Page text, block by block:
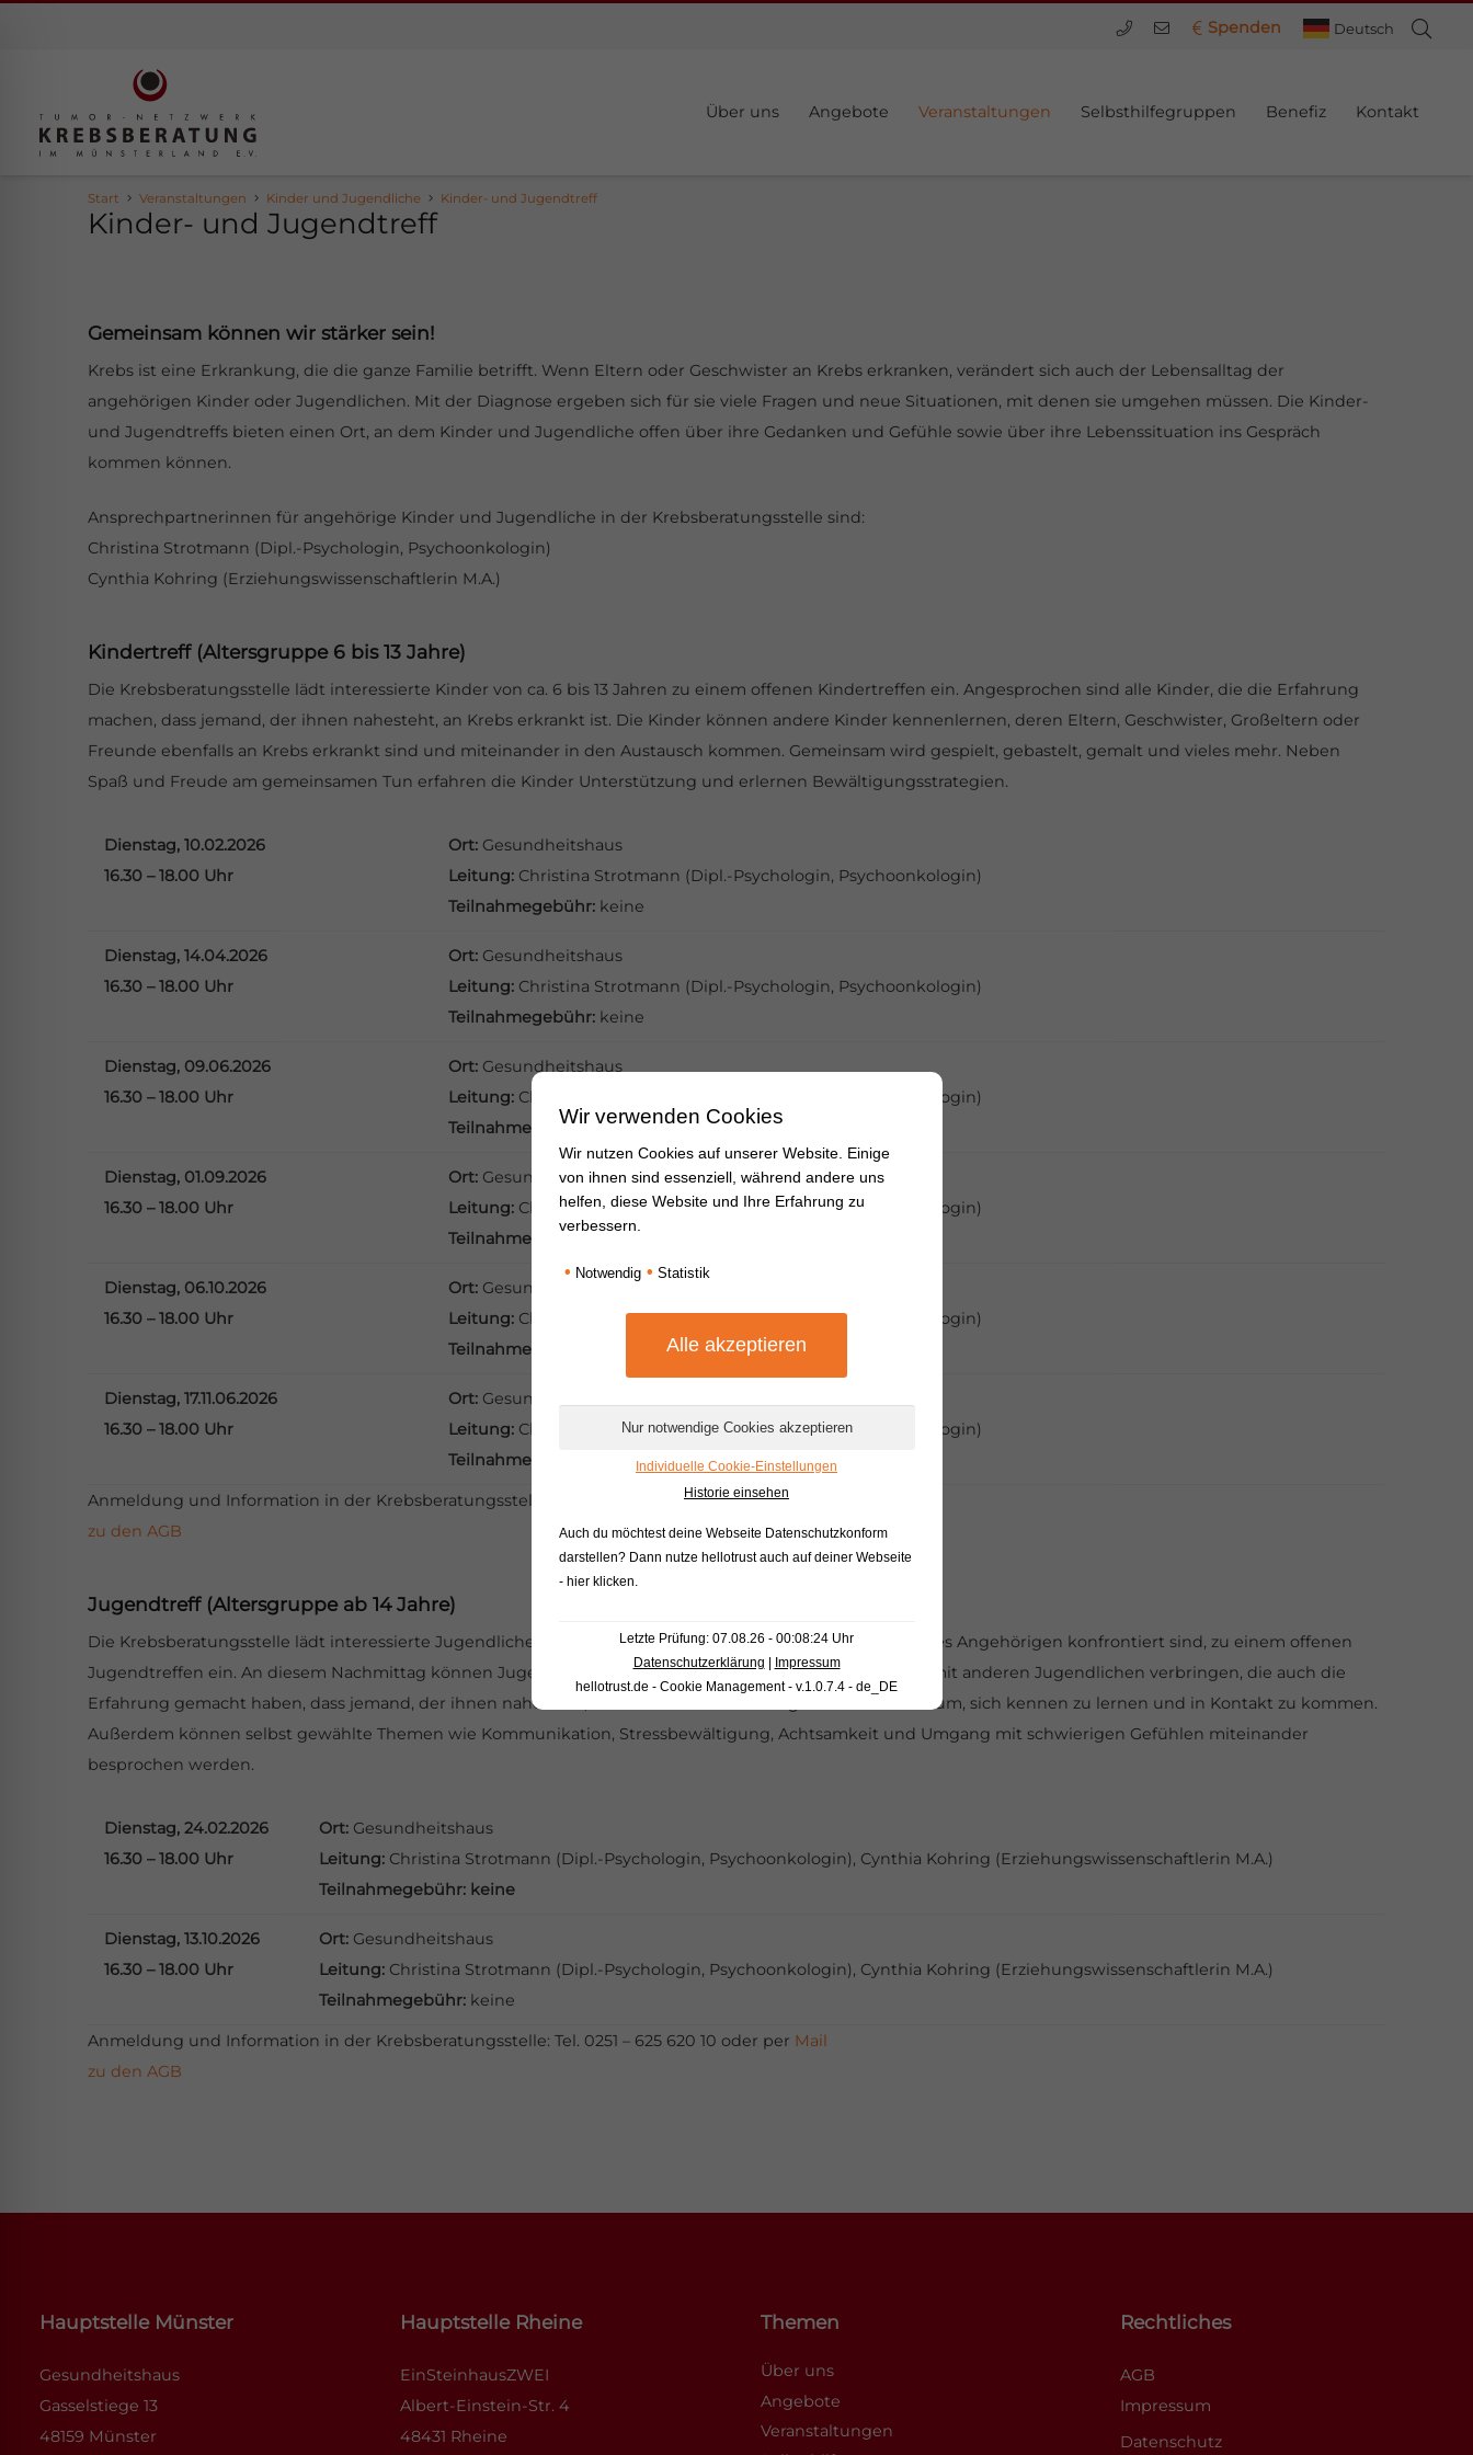
Spenden Deutsch
Über uns Angebote Veranstaltungen Selbsthilfegruppen Benefiz Kontakt
Start Veranstaltungen Kinder und Jugendliche Kinder- und Jugendtreff
Kinder- und Jugendtreff
Gemeinsam können wir stärker sein!
Krebs ist eine Erkrankung, die die ganze Familie betrifft. Wenn Eltern oder Geschwister an Krebs erkranken, verändert sich auch der Lebensalltag der
angehörigen Kinder oder Jugendlichen. Mit der Diagnose ergeben sich für sie viele Fragen und neue Situationen, mit denen sie umgehen müssen. Die Kinder-
und Jugendtreffs bieten einen Ort, an dem Kinder und Jugendliche offen über ihre Gedanken und Gefühle sowie über ihre Lebenssituation ins Gespräch
kommen können.
Ansprechpartnerinnen für angehörige Kinder und Jugendliche in der Krebsberatungsstelle sind:
Christina Strotmann (Dipl.-Psychologin, Psychoonkologin)
Cynthia Kohring (Erziehungswissenschaftlerin M.A.)
Kindertreff (Altersgruppe 6 bis 13 Jahre)
Die Krebsberatungsstelle lädt interessierte Kinder von ca. 6 bis 13 Jahren zu einem offenen Kindertreffen ein. Angesprochen sind alle Kinder, die die Erfahrung
machen, dass jemand, der ihnen nahesteht, an Krebs erkrankt ist. Die Kinder können andere Kinder kennenlernen, deren Eltern, Geschwister, Großeltern oder
Freunde ebenfalls an Krebs erkrankt sind und miteinander in den Austausch kommen. Gemeinsam wird gespielt, gebastelt, gemalt und vieles mehr. Neben
Spaß und Freude am gemeinsamen Tun erfahren die Kinder Unterstützung und erlernen Bewältigungsstrategien.
Dienstag, 10.02.2026
16.30 – 18.00 Uhr
Ort: Gesundheitshaus
Leitung: Christina Strotmann (Dipl.-Psychologin, Psychoonkologin)
Teilnahmegebühr: keine
Dienstag, 14.04.2026
16.30 – 18.00 Uhr
Ort: Gesundheitshaus
Leitung: Christina Strotmann (Dipl.-Psychologin, Psychoonkologin)
Teilnahmegebühr: keine
Dienstag, 09.06.2026
16.30 – 18.00 Uhr
Ort: Gesundheitshaus
Leitung: Christina Strotmann (Dipl.-Psychologin, Psychoonkologin)
Teilnahmegebühr:keine
Dienstag, 01.09.2026
16.30 – 18.00 Uhr
Ort: Gesundheitshaus
Leitung: Christina Strotmann (Dipl.-Psychologin, Psychoonkologin)
Teilnahmegebühr:
Dienstag, 06.10.2026
16.30 – 18.00 Uhr
Ort: Gesundheitshaus
Leitung: Christina Strotmann (Dipl.-Psychologin, Psychoonkologin)
Teilnahmegebühr:
Dienstag, 17.11.06.2026
16.30 – 18.00 Uhr
Ort: Gesundheitshaus
Leitung: Christina Strotmann (Dipl.-Psychologin, Psychoonkologin)
Teilnahmegebühr:
keine
Anmeldung und Information in der Krebsberatungsstelle: Tel. 0251 – 625 620 10 oder per
zu den AGB
Jugendtreff (Altersgruppe ab 14 Jahre)
Die Krebsberatungsstelle lädt interessierte Jugendliche ab ca. 14 Jahren, die mit der Krebserkrankung eines Angehörigen konfrontiert sind, zu einem offenen
Jugendtreffen ein. An diesem Nachmittag können Jugendliche in lockerer Atmosphäre den Nachmittag mit anderen Jugendlichen verbringen, die auch die
Erfahrung gemacht haben, dass jemand, der ihnen nahesteht, an Krebs erkrankt ist. Es geht vor allem darum, sich kennen zu lernen und in Kontakt zu kommen.
Außerdem können selbst gewählte Themen wie Kommunikation, Stressbewältigung, Achtsamkeit und Umgang mit schwierigen Gefühlen miteinander
besprochen werden.
Dienstag, 24.02.2026
16.30 – 18.00 Uhr
Ort:Gesundheitshaus
Leitung: Christina Strotmann (Dipl.-Psychologin, Psychoonkologin), Cynthia Kohring (Erziehungswissenschaftlerin M.A.)
Teilnahmegebühr:keine
Dienstag, 13.10.2026
16.30 – 18.00 Uhr
Ort: Gesundheitshaus
Leitung: Christina Strotmann (Dipl.-Psychologin, Psychoonkologin), Cynthia Kohring (Erziehungswissenschaftlerin M.A.)
Teilnahmegebühr: keine
Anmeldung und Information in der Krebsberatungsstelle: Tel. 0251 – 625 620 10 oder per Mail
zu den AGB
Hauptstelle Münster
Gesundheitshaus
Gasselstiege 13
48159 Münster
Hauptstelle Rheine
EinSteinhausZWEI
Albert-Einstein-Str. 4
48431 Rheine
Themen
Über uns
Angebote
Veranstaltungen
Rechtliches
AGB
Impressum
Datenschutz
freundlicher Modus
sicherer Modus
Wir verwenden Cookies
Wir nutzen Cookies auf unserer Website. Einige
von ihnen sind essenziell, während andere uns
helfen, diese Website und Ihre Erfahrung zu
verbessern.
• Notwendig • Statistik
Individuelle Cookie-Einstellungen
Historie einsehen
Auch du möchtest deine Webseite Datenschutzkonform
darstellen? Dann nutze hellotrust auch auf deiner Webseite
- hier klicken.
Letzte Prüfung: 07.08.26 - 00:08:24 Uhr
Datenschutzerklärung
Impressum
hellotrust.de - Cookie Management - v.1.0.7.4 - de_DE